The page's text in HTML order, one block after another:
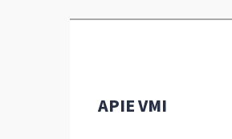
APIE VMI